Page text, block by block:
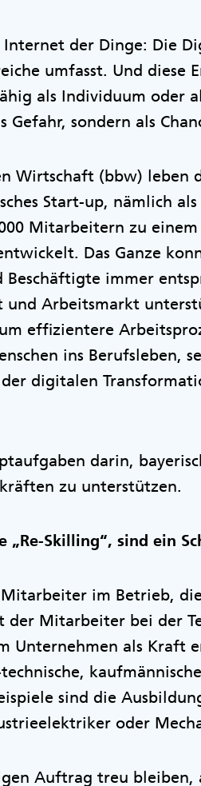
der Dinge: Die
umfasst. Und diese
als Individuum oder
sondern als
Wirtschaft (bbw) leben
Start-up, nämlich
Mitarbeitern zu
Das Ganze
immer
Arbeitsmarkt
effizientere
ins Berufsleben,
digitalen
darin,
zu unterstützen.
Skilling“, sind ein
im Betrieb, die
der Mitarbeiter bei der
Unternehmen als Kraft
sind die
oder
Auftrag treu bleiben,